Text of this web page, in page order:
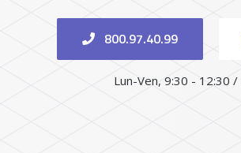
800.97.40.99
Lun-Ven, 9:30 - 12:30